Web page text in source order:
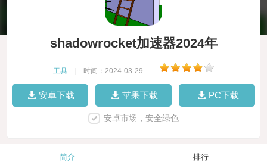
shadowrocket加速器2024年
工具 时间：2024-03-29
安卓下载 苹果下载 PC下载
安卓市场，安全绿色
简介 排行